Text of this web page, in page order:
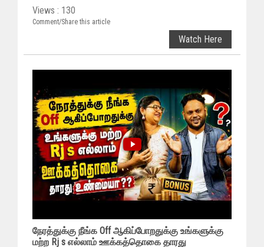
Views : 130
Comment/Share this article
Watch Here
நேரத்துக்கு நீங்க Off ஆகிப்போறதுக்கு உங்களுக்கு
மற்ற Rj s எல்லாம் ஊக்கத்தொகை தாரது